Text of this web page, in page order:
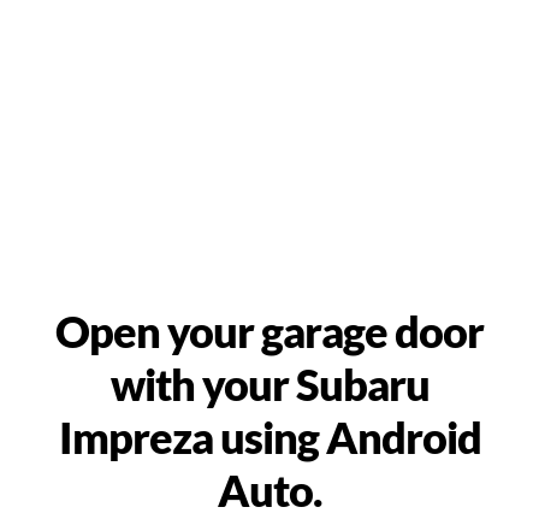
Open your garage door
with your Subaru
Impreza using Android
Auto.